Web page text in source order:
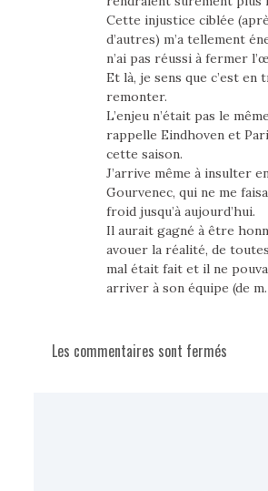
Cette injustice ciblée
d’autres) m’a tellement
n’ai pas réussi à fermer
Et là, je sens que c’est en
remonter.
L’enjeu n’était pas le
rappelle Eindhoven et
cette saison.
J’arrive même à insulter
Gourvenec, qui ne me
froid jusqu’à aujourd’hui.
Il aurait gagné à être
avouer la réalité, de
mal était fait et il ne
arriver à son équipe (de
Les commentaires sont fermés